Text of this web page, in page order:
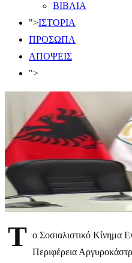
ΒΙΒΛΙΑ
">ΙΣΤΟΡΙΑ
ΠΡΟΣΩΠΑ
ΑΠΟΨΕΙΣ
">
Τ ο Σοσιαλιστικό Κίνημα
Περιφέρεια